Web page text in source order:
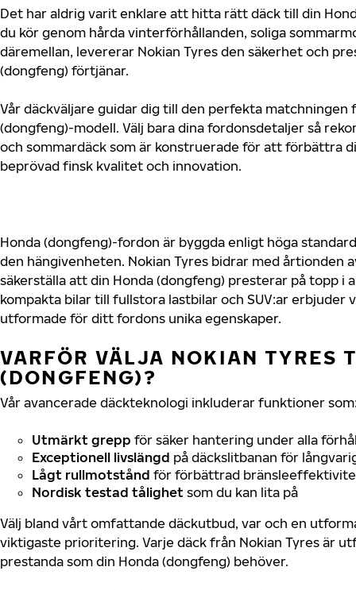
Det har aldrig varit enklare att hitta rätt däck till din
du kör genom hårda vinterförhållanden, soliga
däremellan, levererar Nokian Tyres den säkerhet och
(dongfeng) förtjänar.
Vår däckväljare guidar dig till den perfekta matchningen
(dongfeng)-modell. Välj bara dina fordonsdetaljer så
och sommardäck som är konstruerade för att förbättra
beprövad finsk kvalitet och innovation.
Honda (dongfeng)-fordon är byggda enligt höga
den hängivenheten. Nokian Tyres bidrar med årtionden
säkerställa att din Honda (dongfeng) presterar på topp i
kompakta bilar till fullstora lastbilar och SUV:ar erbjuder
utformade för ditt fordons unika egenskaper.
VARFÖR VÄLJA NOKIAN TYRES
(DONGFENG)?
Vår avancerade däckteknologi inkluderar funktioner
Utmärkt grepp för säker hantering under alla
Exceptionell livslängd på däckslitbanan för
Lågt rullmotstånd för förbättrad
Nordisk testad tålighet som du kan lita på
Välj bland vårt omfattande däckutbud, var och en
viktigaste prioritering. Varje däck från Nokian Tyres är
prestanda som din Honda (dongfeng) behöver.